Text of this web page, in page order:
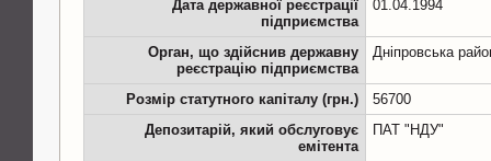
Дата державної реєстрації
підприємства
01.04.1994
Орган, що здійснив державну
реєстрацію підприємства
Дніпровська
Розмір статутного капіталу (грн.)
56700
Депозитарій, який обслуговує
емітента
ПАТ "НДУ"